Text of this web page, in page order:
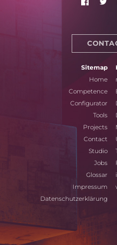
Sitemap
Home
Competence
Configurator
Tools
Projects
Contact
Studio
Jobs
Glossar
Impressum
Datenschutzerklärung